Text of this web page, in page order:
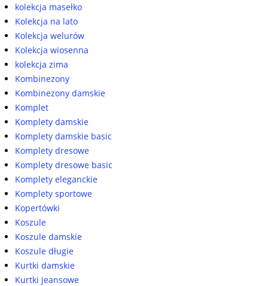
kolekcja masełko
Kolekcja na lato
Kolekcja welurów
Kolekcja wiosenna
kolekcja zima
Kombinezony
Kombinezony damskie
Komplet
Komplety damskie
Komplety damskie basic
Komplety dresowe
Komplety dresowe basic
Komplety eleganckie
Komplety sportowe
Kopertówki
Koszule
Koszule damskie
Koszule długie
Kurtki damskie
Kurtki jeansowe